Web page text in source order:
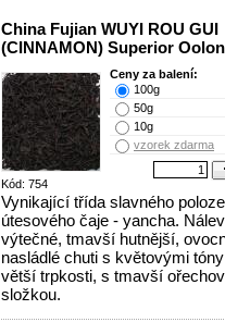
China Fujian WUYI ROU GUI
(CINNAMON) Superior
Kód: 754
Ceny za balení:
100g
50g
10g
vzorek zdarma
Vynikající třída slavného
útesového čaje - yancha.
výtečné, tmavší hutnější,
nasládlé chuti s květovými
větší trpkosti, s tmavší
složkou.